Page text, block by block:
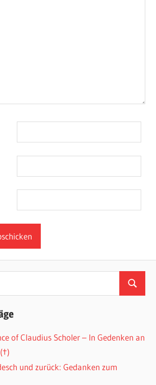
Suchen
of Claudius Scholer – In Gedenken an
und zurück: Gedanken zum